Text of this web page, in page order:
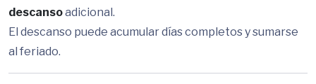
descansoadicional.
El descanso puede acumular días completos y sumarse
al feriado.